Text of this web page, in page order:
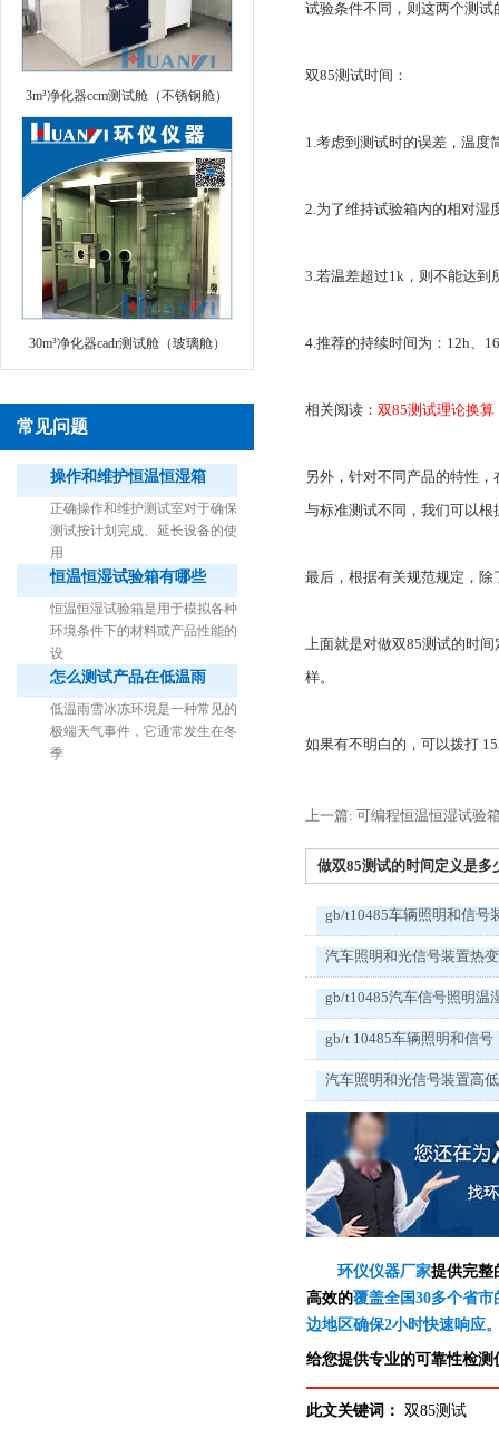
3m³净化器ccm测试舱（不锈钢舱）
30m³净化器cadr测试舱（玻璃舱）
常见问题
操作和维护恒温恒湿箱
正确操作和维护测试室对于确保
测试按计划完成、延长设备的使
用
恒温恒湿试验箱有哪些
恒温恒湿试验箱是用于模拟各种
环境条件下的材料或产品性能的
设
怎么测试产品在低温雨
低温雨雪冰冻环境是一种常见的
极端天气事件，它通常发生在冬
季
试验条件不同，则这两个测
双85测试时间：
1.考虑到测试时的误差，温度
2.为了维持试验箱内的相对湿
3.若温差超过1k，则不能达到
4.推荐的持续时间为：12h、
相关阅读：双85测试理论换算
另外，针对不同产品的特性
与标准测试不同，我们可以
最后，根据有关规范规定，
上面就是对做双85测试的时
样。
如果有不明白的，可以拨打
上一篇: 可编程恒温恒湿试验
做双85测试的时间定义是多
gb/t10485车辆照明和信号
汽车照明和光信号装置热
gb/t10485汽车信号照明温
gb/t 10485车辆照明和信号
汽车照明和光信号装置高
环仪仪器厂家提供完整
高效的覆盖全国30多个省
边地区确保2小时快速响应
给您提供专业的可靠性检测
此文关键词： 双85测试